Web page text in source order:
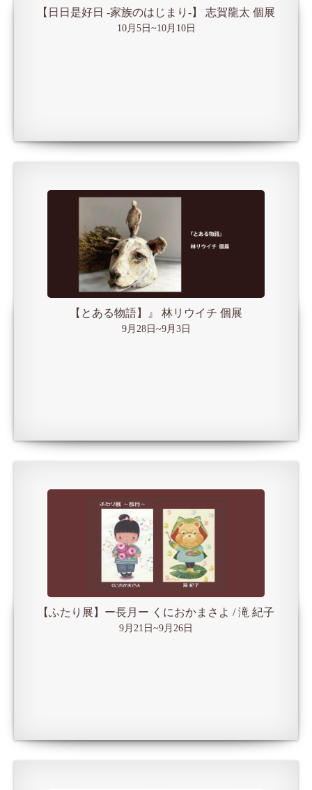
【日日是好日 -家族のはじまり-】 志賀龍太 個展
10月5日~10月10日
【とある物語】』 林リウイチ 個展
9月28日~9月3日
【ふたり展】ー長月ー くにおかまさよ / 滝 紀子
9月21日~9月26日